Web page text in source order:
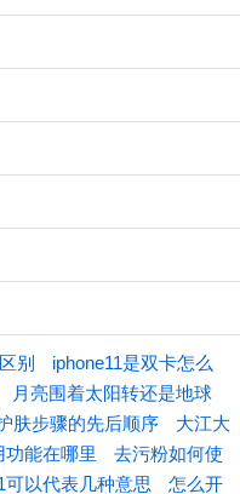
别
iphone11是双卡怎么
月亮围着太阳转还是地球
肤步骤的先后顺序
大江大
能在哪里
去污粉如何使
可以代表几种意思 怎么开